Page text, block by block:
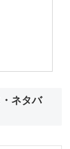
ネタバ